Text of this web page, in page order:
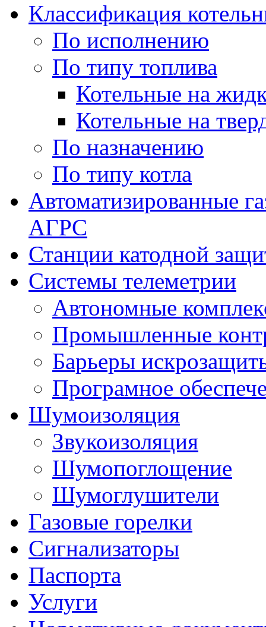
Классификация
По исполнению
По типу топлива
Котельные на
Котельные на
По назначению
По типу котла
Автоматизированные
АГРС
Станции катодной
Системы телеметрии
Автономные
Промышленные
Барьеры
Програмное
Шумоизоляция
Звукоизоляция
Шумопоглощение
Шумоглушители
Газовые горелки
Сигнализаторы
Паспорта
Услуги